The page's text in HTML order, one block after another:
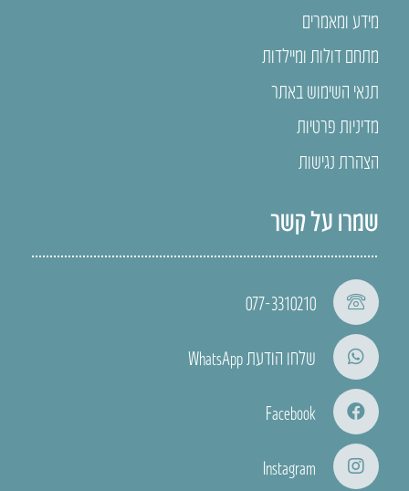
מידע ומאמרים
מתחם דולות ומיילדות
תנאי השימוש באתר
מדיניות פרטיות
הצהרת נגישות
שמרו על קשר
077-3310210
שלחו הודעת WhatsApp
Facebook
Instagram